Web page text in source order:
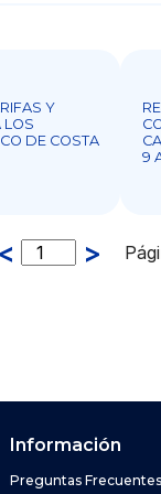
Y
LOS
DE COSTA
9
< >
Información
Preguntas Frecuentes